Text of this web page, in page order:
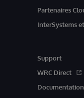
Partenaires
InterSystems
Support
WRC Direct
Documentation